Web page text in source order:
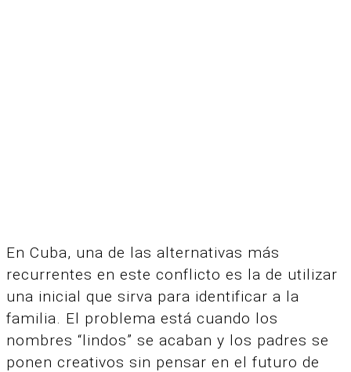
En Cuba, una de las alternativas más
recurrentes en este conflicto es la de utilizar
una inicial que sirva para identificar a la
familia. El problema está cuando los
nombres “lindos” se acaban y los padres se
ponen creativos sin pensar en el futuro de